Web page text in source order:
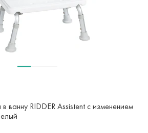
ванну RIDDER Assistent с изменением